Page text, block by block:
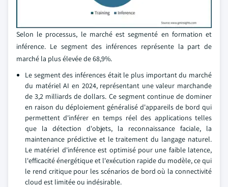
Selon le processus, le marché est segmenté en formation et
inférence. Le segment des inférences représente la part de
marché la plus élevée de 68,9%.
Le segment des inférences était le plus important du marché
du matériel AI en 2024, représentant une valeur marchande
de 3,2 milliards de dollars. Ce segment continue de dominer
en raison du déploiement généralisé d'appareils de bord qui
permettent d'inférer en temps réel des applications telles
que la détection d'objets, la reconnaissance faciale, la
maintenance prédictive et le traitement du langage naturel.
Le matériel d'inférence est optimisé pour une faible latence,
l'efficacité énergétique et l'exécution rapide du modèle, ce qui
le rend critique pour les scénarios de bord où la connectivité
cloud est limitée ou indésirable.